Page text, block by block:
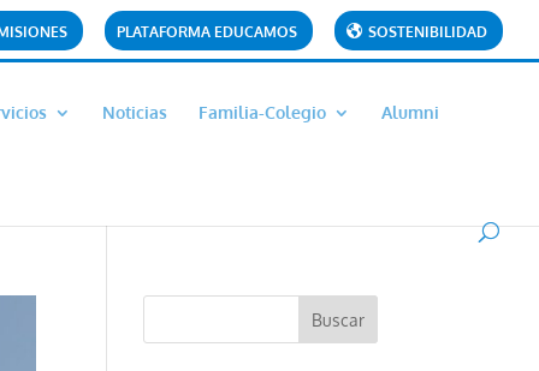
PLATAFORMA EDUCAMOS SOSTENIBILIDAD
Noticias Familia-Colegio Alumni